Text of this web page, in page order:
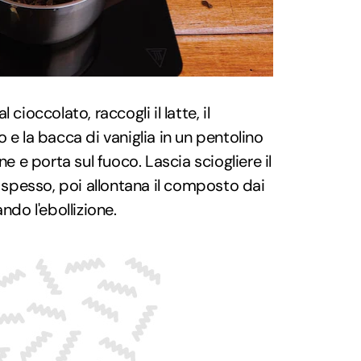
cioccolato, raccogli il latte, il
la bacca di vaniglia in un pentolino
e porta sul fuoco. Lascia sciogliere il
poi allontana il composto dai
l'ebollizione.